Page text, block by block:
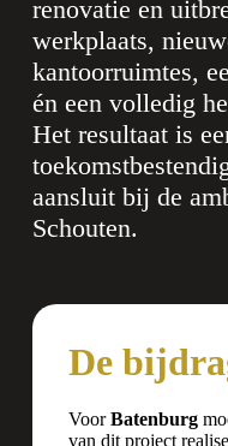
renovatie en
werkplaats,
kantoorruimtes,
én een volledig
Het resultaat is
aansluit bij de
Schouten.
De
VoorBatenburg
van dit project